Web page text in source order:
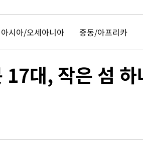
아시아/오세아니아 중동/아프리카
대, 작은 섬 하